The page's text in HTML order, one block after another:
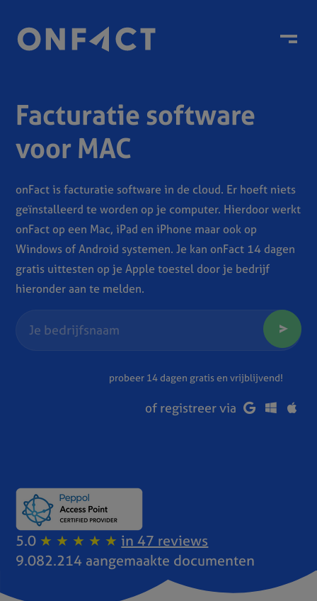
Menu
Facturatie software
voor MAC
onFact is facturatie software in de cloud. Er hoeft niets
geïnstalleerd te worden op je computer. Hierdoor werkt
onFact op een Mac, iPad en iPhone maar ook op
Windows of Android systemen. Je kan onFact 14 dagen
gratis uittesten op je Apple toestel door je bedrijf
hieronder aan te melden.
probeer 14 dagen gratis en vrijblijvend!
of registreer via
5.0 ★ ★ ★ ★ ★ in 47 reviews
9.082.214 aangemaakte documenten